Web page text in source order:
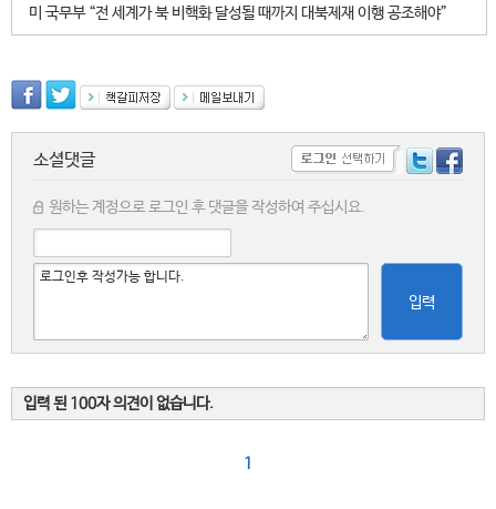
미 국무부 “전 세계가 북 비핵화 달성될 때까지 대북제재 이행 공조해야”
소셜댓글
원하는 계정으로 로그인 후 댓글을 작성하여 주십시요.
입력
입력 된 100자 의견이 없습니다.
1